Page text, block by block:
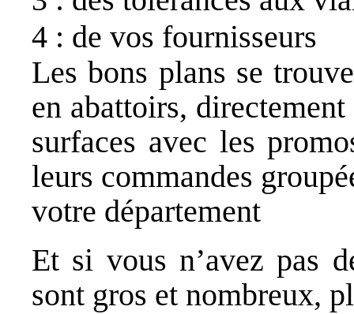
4 : de vos fournisseurs
Les bons plans se
en abattoirs,
surfaces avec les
leurs commandes
votre département
Et si vous n’avez pas
sont gros et nombreux,